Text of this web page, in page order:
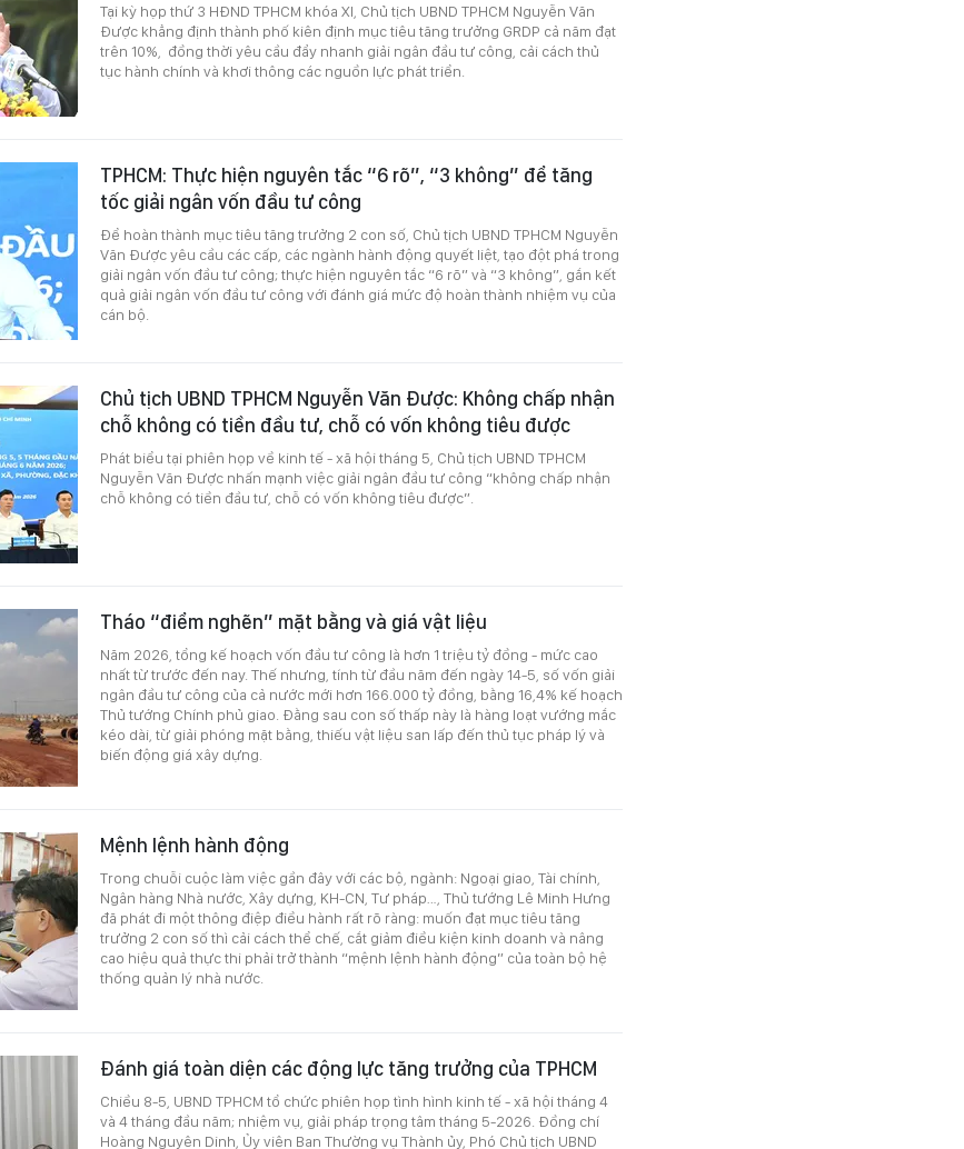
Tại kỳ họp thứ 3 HĐND TPHCM khóa XI, Chủ tịch UBND TPHCM Nguyễn Văn
Được khẳng định thành phố kiên định mục tiêu tăng trưởng GRDP cả năm đạt
trên 10%, đồng thời yêu cầu đẩy nhanh giải ngân đầu tư công, cải cách thủ
tục hành chính và khơi thông các nguồn lực phát triển.
TPHCM: Thực hiện nguyên tắc “6 rõ”, “3 không” để tăng
tốc giải ngân vốn đầu tư công
Để hoàn thành mục tiêu tăng trưởng 2 con số, Chủ tịch UBND TPHCM Nguyễn
Văn Được yêu cầu các cấp, các ngành hành động quyết liệt, tạo đột phá trong
giải ngân vốn đầu tư công; thực hiện nguyên tắc “6 rõ” và “3 không”, gắn kết
quả giải ngân vốn đầu tư công với đánh giá mức độ hoàn thành nhiệm vụ của
cán bộ.
Chủ tịch UBND TPHCM Nguyễn Văn Được: Không chấp nhận
chỗ không có tiền đầu tư, chỗ có vốn không tiêu được
Phát biểu tại phiên họp về kinh tế - xã hội tháng 5, Chủ tịch UBND TPHCM
Nguyễn Văn Được nhấn mạnh việc giải ngân đầu tư công “không chấp nhận
chỗ không có tiền đầu tư, chỗ có vốn không tiêu được”.
Tháo “điểm nghẽn” mặt bằng và giá vật liệu
Năm 2026, tổng kế hoạch vốn đầu tư công là hơn 1 triệu tỷ đồng - mức cao
nhất từ trước đến nay. Thế nhưng, tính từ đầu năm đến ngày 14-5, số vốn giải
ngân đầu tư công của cả nước mới hơn 166.000 tỷ đồng, bằng 16,4% kế hoạch
Thủ tướng Chính phủ giao. Đằng sau con số thấp này là hàng loạt vướng mắc
kéo dài, từ giải phóng mặt bằng, thiếu vật liệu san lấp đến thủ tục pháp lý và
biến động giá xây dựng.
Mệnh lệnh hành động
Trong chuỗi cuộc làm việc gần đây với các bộ, ngành: Ngoại giao, Tài chính,
Ngân hàng Nhà nước, Xây dựng, KH-CN, Tư pháp…, Thủ tướng Lê Minh Hưng
đã phát đi một thông điệp điều hành rất rõ ràng: muốn đạt mục tiêu tăng
trưởng 2 con số thì cải cách thể chế, cắt giảm điều kiện kinh doanh và nâng
cao hiệu quả thực thi phải trở thành “mệnh lệnh hành động” của toàn bộ hệ
thống quản lý nhà nước.
Đánh giá toàn diện các động lực tăng trưởng của TPHCM
Chiều 8-5, UBND TPHCM tổ chức phiên họp tình hình kinh tế - xã hội tháng 4
và 4 tháng đầu năm; nhiệm vụ, giải pháp trọng tâm tháng 5-2026. Đồng chí
Hoàng Nguyên Dinh, Ủy viên Ban Thường vụ Thành ủy, Phó Chủ tịch UBND